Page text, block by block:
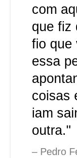
com
que fiz
fio que
essa
coisas
iam
outra."
Pedro